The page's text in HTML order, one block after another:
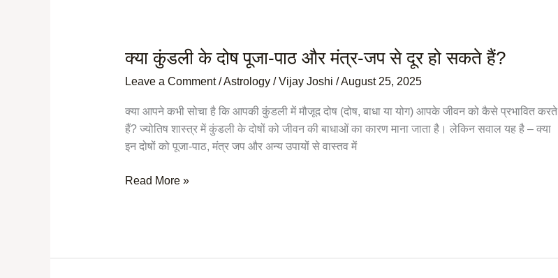
क्या कुंडली के दोष पूजा-पाठ और मंत्र-जप से दूर हो सकते हैं?
Leave a Comment /Astrology/Vijay Joshi /August 25, 2025
क्या आपने कभी सोचा है कि आपकी कुंडली में मौजूद दोष (दोष, बाधा या योग) आपके जीवन को कैसे प्रभावित करते
हैं? ज्योतिष शास्त्र में कुंडली के दोषों को जीवन की बाधाओं का कारण माना जाता है। लेकिन सवाल यह है – क्या
इन दोषों को पूजा-पाठ, मंत्र जप और अन्य उपायों से वास्तव में
क्या
दोष
पूजा-
पाठ
मंत्र-
Read More »